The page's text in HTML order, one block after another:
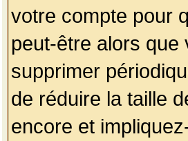
votre compte pour
peut-être alors que
supprimer
de réduire la taille
encore et